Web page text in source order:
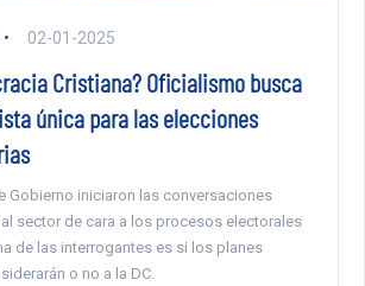
02-01-2025
Cristiana? Oficialismo busca
única para las elecciones
Gobierno iniciaron las conversaciones
sector de cara a los procesos electorales
de las interrogantes es si los planes
o no a la DC.